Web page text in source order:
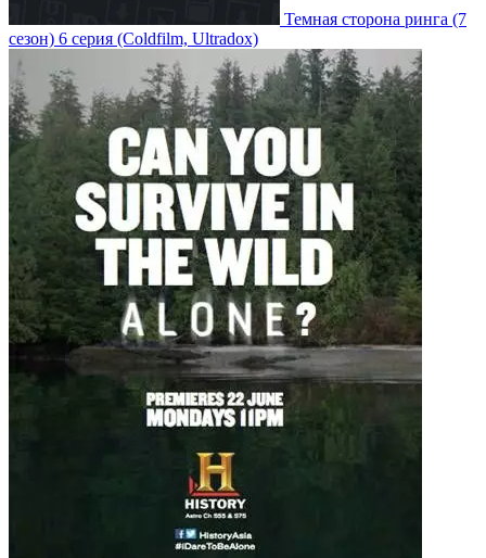
Темная сторона ринга (7
сезон) 6 серия (Coldfilm, Ultradox)